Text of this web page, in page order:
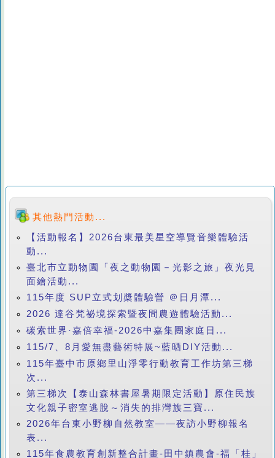
其他熱門活動...
【活動報名】2026台東最美星空導覽音樂體驗活
動...
臺北市立動物園「夜之動物園－光影之旅」夜光見
面繪活動...
115年度 SUP立式划槳體驗營 ＠日月潭...
2026 達谷梵祕境探索暨夜間農遊體驗活動...
碳索世界·嘉倍幸福-2026中嘉集團家庭日...
115/7、8月愛無盡藝術特展~藍晒DIY活動...
115年臺中市原鄉里山淨零行動教育工作坊第三梯
次...
第三梯次【泰山森林書屋暑期限定活動】原住民族
文化親子密室逃脫～消失的排灣族三寶...
2026年台東小野柳自然教室——夜訪小野柳報名
表...
115年食農教育創新整合計畫-田中鎮農會-福「桂」